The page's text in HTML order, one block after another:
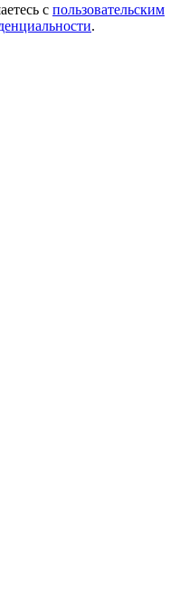
с пользовательским
.